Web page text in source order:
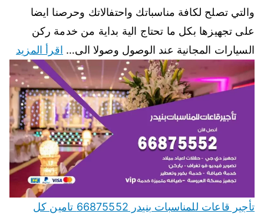
والتي تصلح لكافة مناسباتك واحتفالاتك وحرصنا ايضا
على تجهيزها بكل ما تحتاج الية بداية من خدمة ركن
السيارات المجانية عند الوصول وصولا الى… اقرأ المزيد
تأجير قاعات للمناسبات بنيدر 66875552 تامين كل